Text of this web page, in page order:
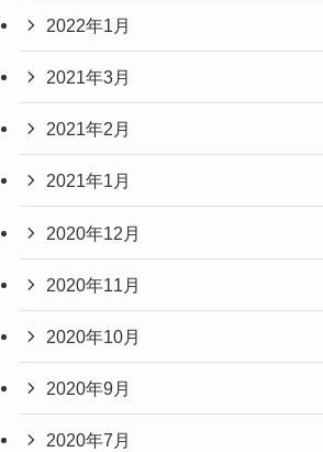
2022年1月
2021年3月
2021年2月
2021年1月
2020年12月
2020年11月
2020年10月
2020年9月
2020年7月